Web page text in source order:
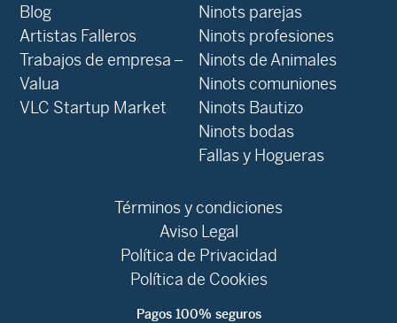
Blog
Artistas Falleros
Trabajos de empresa –
Valua
VLC Startup Market
Ninots parejas
Ninots profesiones
Ninots de Animales
Ninots comuniones
Ninots Bautizo
Ninots bodas
Fallas y Hogueras
Términos y condiciones
Aviso Legal
Política de Privacidad
Política de Cookies
Pagos 100% seguros